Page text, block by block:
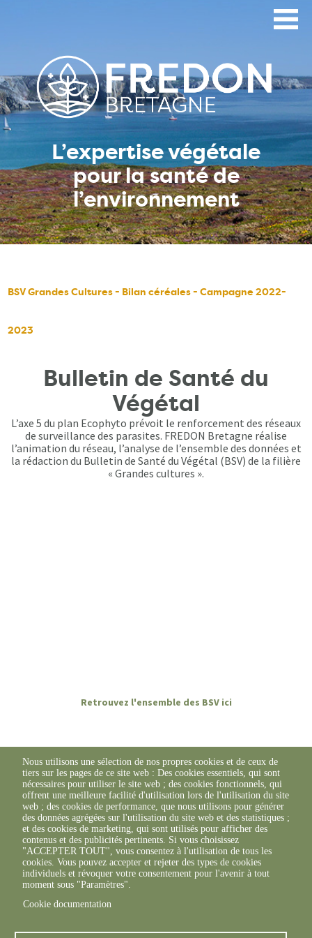
L’expertise végétale
pour la santé de
l’environnement
BSV Grandes Cultures - Bilan céréales - Campagne 2022-
2023
Bulletin de Santé du
Végétal
L’axe 5 du plan Ecophyto prévoit le renforcement des réseaux
de surveillance des parasites. FREDON Bretagne réalise
l’animation du réseau, l’analyse de l’ensemble des données et
la rédaction du Bulletin de Santé du Végétal (BSV) de la filière
« Grandes cultures ».
Retrouvez l'ensemble des BSV ici
Nous utilisons une sélection de nos propres cookies et de ceux de
tiers sur les pages de ce site web : Des cookies essentiels, qui sont
nécessaires pour utiliser le site web ; des cookies fonctionnels, qui
offrent une meilleure facilité d'utilisation lors de l'utilisation du site
web ; des cookies de performance, que nous utilisons pour générer
des données agrégées sur l'utilisation du site web et des statistiques ;
et des cookies de marketing, qui sont utilisés pour afficher des
contenus et des publicités pertinents. Si vous choisissez
"ACCEPTER TOUT", vous consentez à l'utilisation de tous les
cookies. Vous pouvez accepter et rejeter des types de cookies
individuels et révoquer votre consentement pour l'avenir à tout
moment sous "Paramètres".
Cookie documentation